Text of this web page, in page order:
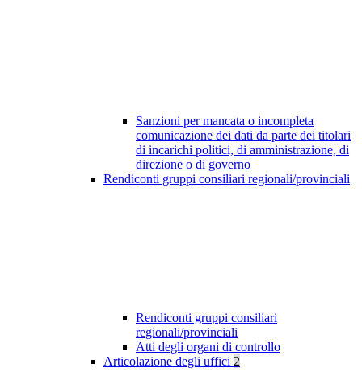
Sanzioni per mancata o incompleta
comunicazione dei dati da parte dei titolari
di incarichi politici, di amministrazione, di
direzione o di governo
Rendiconti gruppi consiliari regionali/provinciali
Rendiconti gruppi consiliari
regionali/provinciali
Atti degli organi di controllo
Articolazione degli uffici 2